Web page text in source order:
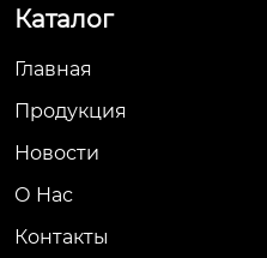
Каталог
Главная
Продукция
Новости
О Hас
Контакты